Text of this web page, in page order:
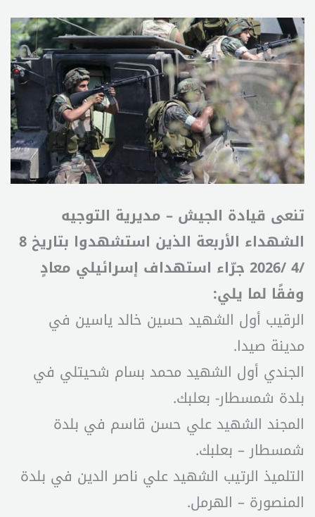
تنعى قيادة الجيش – مديرية التوجيه
الشهداء الأربعة الذين استشهدوا بتاريخ 8
/4 /2026 جرّاء استهداف إسرائيلي معادٍ
وفقًا لما يلي:
الرقيب أول الشهيد حسين خالد ياسين في
مدينة صيدا.
الجندي أول الشهيد محمد بسام شحيتلي في
بلدة شمسطار- بعلبك.
المجند الشهيد علي حسن قاسم في بلدة
شمسطار – بعلبك.
التلميذ الرتيب الشهيد علي ناصر الدين في بلدة
المنصورة – الهرمل.